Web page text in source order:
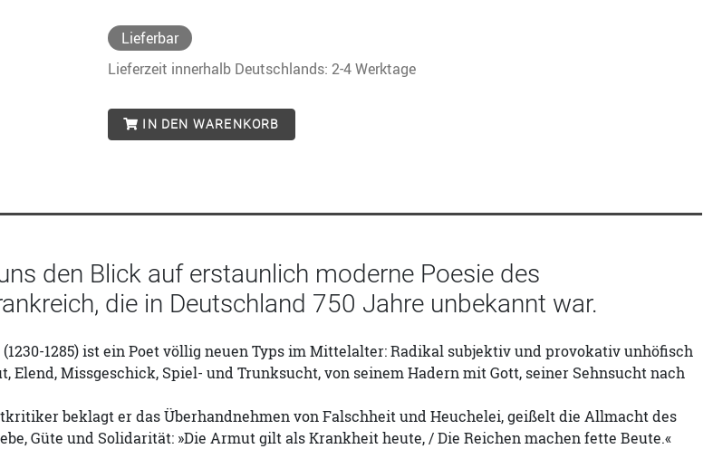
Lieferbar
Lieferzeit innerhalb Deutschlands: 2-4 Werktage
IN DEN WARENKORB
den Blick auf erstaunlich moderne Poesie des
die in Deutschland 750 Jahre unbekannt war.
1285) ist ein Poet völlig neuen Typs im Mittelalter: Radikal subjektiv und provokativ unhöfisch
Elend, Missgeschick, Spiel- und Trunksucht, von seinem Hadern mit Gott, seiner Sehnsucht nach
beklagt er das Überhandnehmen von Falschheit und Heuchelei, geißelt die Allmacht des
Güte und Solidarität: »Die Armut gilt als Krankheit heute, / Die Reichen machen fette Beute.«